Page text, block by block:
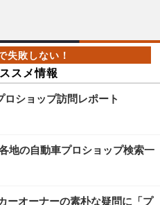
スメ情報
ショップ訪問レポート
の自動車プロショップ検索一
ーオーナーの素朴な疑問に「プ